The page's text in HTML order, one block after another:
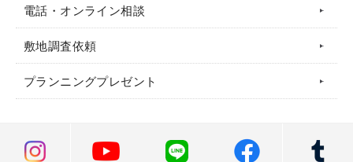
電話・オンライン相談
敷地調査依頼
プランニングプレゼント